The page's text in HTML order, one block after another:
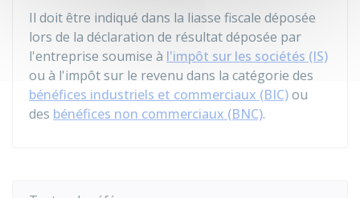
Il doit être indiqué dans la liasse fiscale déposée
lors de la déclaration de résultat déposée par
l'entreprise soumise à l'impôt sur les sociétés (IS)
ou à l'impôt sur le revenu dans la catégorie des
bénéfices industriels et commerciaux (BIC)ou
des bénéfices non commerciaux (BNC).